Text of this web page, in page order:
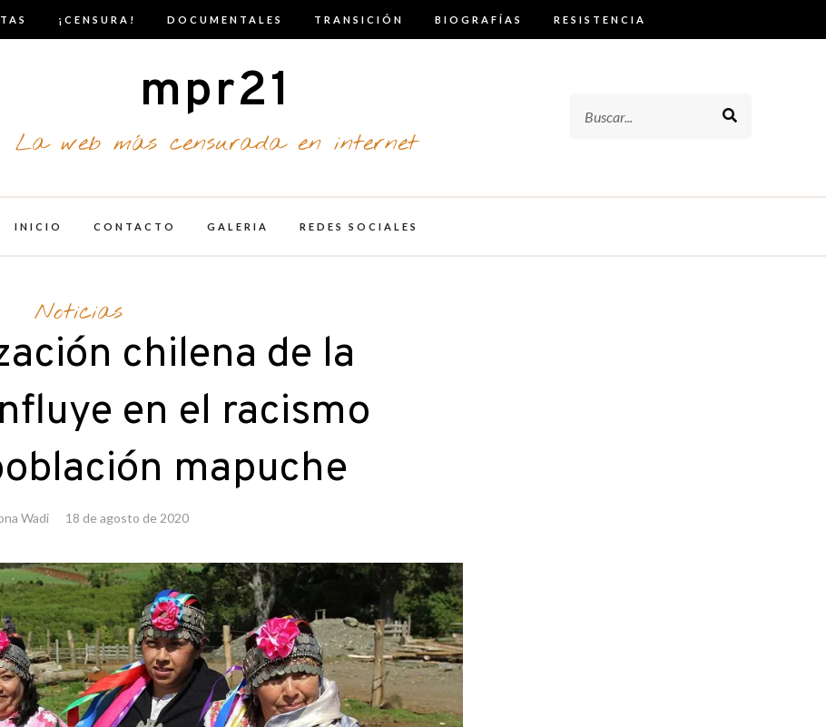
¡CENSURA! DOCUMENTALES TRANSICIÓN BIOGRAFÍAS RESISTENCIA
mpr21
La web más censurada en internet
INICIO CONTACTO GALERIA REDES SOCIALES
Noticias
chilena de la
en el racismo
mapuche
Wadi 18 de agosto de 2020